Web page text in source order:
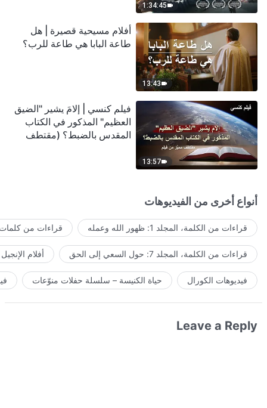
1:34:45
13:43
أفلام مسيحية قصيرة | هل
طاعة البابا هي طاعة للرب؟
13:57
فيلم كنسي | إلامَ يشير "الضيق
العظيم" المذكور في الكتاب
المقدس بالضبط؟ (مقتطف
أنواع أخرى من الفيديوهات
قراءات من الكلمة، المجلد 1: ظهور الله وعمله قراءات من كلمات
قراءات من الكلمة، المجلد 7: حول السعي إلى الحق أفلام الإنجيل
فيديوهات الكورال حياة الكنيسة – سلسلة حفلات منوّعات
Leave a Reply